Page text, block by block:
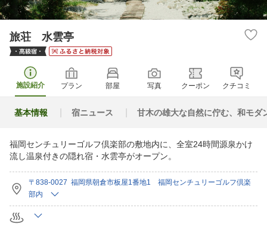
旅荘 水雲亭
施設紹介 プラン 部屋 写真 クーポン クチコミ
基本情報 宿ニュース 甘木の雄大な自然に佇む、和モダ
福岡センチュリーゴルフ倶楽部の敷地内に、全室24時間源泉かけ
流し温泉付きの隠れ宿・水雲亭がオープン。
〒838-0027 福岡県朝倉市板屋1番地1 福岡センチュリーゴルフ倶楽
部内